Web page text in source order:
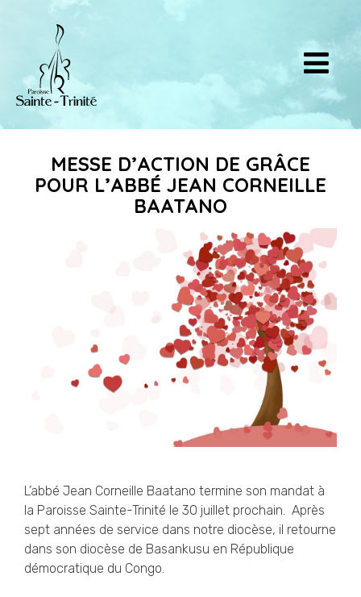
MESSE D’ACTION DE GRÂCE
POUR L’ABBÉ JEAN CORNEILLE
BAATANO
L’abbé Jean Corneille Baatano termine son mandat à
la Paroisse Sainte-Trinité le 30 juillet prochain. Après
sept années de service dans notre diocèse, il retourne
dans son diocèse de Basankusu en République
démocratique du Congo.